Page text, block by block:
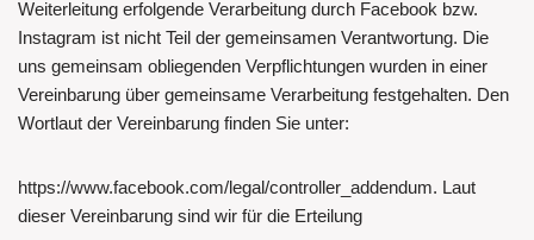
Weiterleitung erfolgende Verarbeitung durch Facebook bzw.
Instagram ist nicht Teil der gemeinsamen Verantwortung. Die
uns gemeinsam obliegenden Verpflichtungen wurden in einer
Vereinbarung über gemeinsame Verarbeitung festgehalten. Den
Wortlaut der Vereinbarung finden Sie unter:
https://www.facebook.com/legal/controller_addendum. Laut
dieser Vereinbarung sind wir für die Erteilung